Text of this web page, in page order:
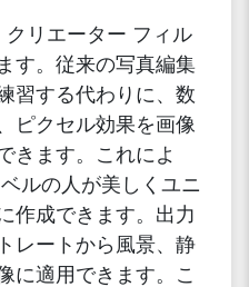
リエーター フィル
す。従来の写真編集
習する代わりに、数
ピクセル効果を画像
きます。これによ
ルの人が美しくユニ
作成できます。出力
レートから風景、静
に適用できます。こ